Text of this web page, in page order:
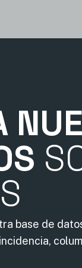
base de